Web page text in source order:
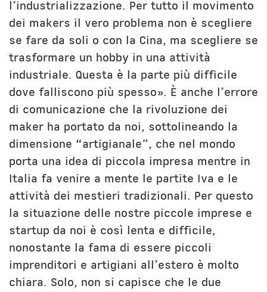
l’industrializzazione. Per tutto il movimento
dei makers il vero problema non è scegliere
se fare da soli o con la Cina, ma scegliere se
trasformare un hobby in una attività
industriale. Questa è la parte più difficile
dove falliscono più spesso». È anche l’errore
di comunicazione che la rivoluzione dei
maker ha portato da noi, sottolineando la
dimensione “artigianale”, che nel mondo
porta una idea di piccola impresa mentre in
Italia fa venire a mente le partite Iva e le
attività dei mestieri tradizionali. Per questo
la situazione delle nostre piccole imprese e
startup da noi è così lenta e difficile,
nonostante la fama di essere piccoli
imprenditori e artigiani all’estero è molto
chiara. Solo, non si capisce che le due